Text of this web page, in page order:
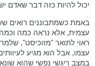
יכול להיות כזה דבר שאדם
באמת כשמתבוננים רואים
עצמית, אלא נראה כמה
ראוי לתואר "מזוכיסט",
עצמו, אבל הוא מגיע
במצב ריגשי נפשי שהוא